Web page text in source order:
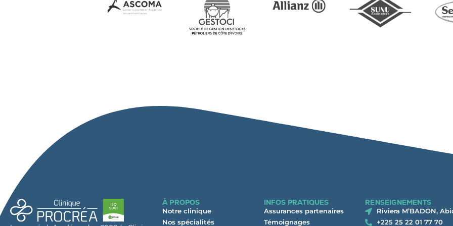
À PROPOS
Notre clinique
Nos spécialités
INFOS PRATIQUES
Assurances partenaires
Témoignages
RENSEIGNEMENTS
Riviera M’BADON,
+225 25 22 01 77 70